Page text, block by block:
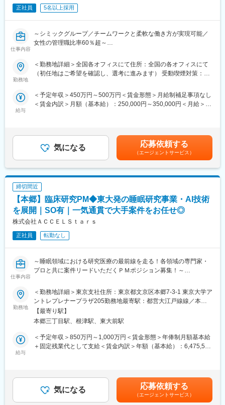
す。また、一度本社帰任した後でも、希望すれば現場復帰も可能
に働きやすい環境が整っております。定着率も高く実際にここ3年
間で入社した新卒の離職率は6％と非常に低い数値です。また配属
■研修制度：入社後1週間、本社で研修を行います。その後の配属
先においても、国家資格をもった先輩社員によるマンツーマンの
社が費用負担します。3ヶ月に1度はフォローアップ研修という形
で本社研修を実施し、資格取得についても全面バックアップ。未
変更の範囲：会社の定める業務
正社員 5名以上採用
仕事内容
～シミックグループ／チームワークと柔軟な働き方が実現可能／
女性の管理職比率60％超～
や私たちのQOLを向上させるべく、新しい治療法を開発する必要
があります。今回はそのための治験を実施する際の患者さんおよ
び医療機関のサポートを担う治験コーディネーター（通称CRC）
・治験被験者である患者さんへの内容説明補助、ケア／相談
・治験担当医師の補助
■やりがい：CRCは疾病を抱えた患者さんやそれを治療しようと
奮闘する医師やスタッフなど携わる相手が多いです。現在治療法
がなく苦しんでいる患者さんに対して薬を届けられたり、最前線
で治療にあたる医師やスタッフのサポートを行え、治験が無事に
終了すれば喜びはひとしおです。
■同社の教育体制：同社は同業他社からの転職だけでなく、看護師
など未経験で転職してくる方も多いです。そのため教育体制が充
実しています。入社は原則偶数月と決まっており、同期入社者と
ともに2週間弱本社にて集合研修を行います。会社のことや業務を
遂行する上で必要な法令から実務まで座学中心でロープレを交え
ながら学んでいきます。その後、各拠点に配属され先輩社員から
業務を引継ぎながらOJT担当者とともに医療機関へ同行するな
ど、徐々に業務を身に着けていきます。確認テストやチェックシ
ートを用いながら習熟度を測り、入社後1年程度で一人で担当を持
てるようになります。なお、その後も定期的に中途入社者に対し
・チームワーク：通常は1人で業務にあたることが多いですが、困
ったときや先輩や上司がサポートしてくれるため、安心して進め
られます。また、家族の急な体調不良や突発休の場合にも周囲が
代理対応をしてくれる風土があり、チームワークが強みです。
した。管理職における女性比率も63.6%と、ライフイベントの多
い女性も活躍しやすい環境です。正社員の場合、転勤可能性はあ
変更の範囲：会社の定める業務
勤務地
＜勤務地詳細＞全国各オフィスにて住所：全国の各オフィスにて
（初任地はご希望を確認し、選考に進みます） 受動喫煙対策：そ
業所
給与
＜予定年収＞450万円～500万円＜賃金形態＞月給制補足事項なし
＜賃金内訳＞月額（基本給）：250,000円～350,000円＜月給＞
気になる 応募依頼する
（エージェントサービス）
締切間近
【本郷】臨床研究PM◆東大発の睡眠研究事業・AI技術
を展開｜SO有｜一気通貫で大手案件をお任せ◎
株式会社ＡＣＣＥＬＳｔａｒｓ
正社員 転勤なし
仕事内容
～睡眠領域における研究医療の最前線を走る！各領域の専門家・
プロと共に案件リードいただくＰＭポジション募集！～
■会社概要
株式会社ACCELStarsは、東京大学発のメディカル・スリープテ
ック企業として、睡眠を高精度に計測・解析するウェアラブルデ
バイスとAI解析クラウドを基盤に、医療・研究・ヘルスケア領域
の事業を展開しています。研究領域では、睡眠測定に特化したデ
バイスや解析クラウドを用い、研究計画～測定～解析までをワン
ストップで支援するサービスも提供しています。
任のPMとして引き継ぎ、体制強化したいと考えております。
■ポジション概要
勤務地
＜勤務地詳細＞東京支社住所：東京都文京区本郷7-3-1 東京大学ア
ントレプレナープラザ205勤務地最寄駅：都営大江戸線線／本郷
三丁目駅受動喫煙対策：屋内全面禁煙変更の範囲：会社の定める
事業所（リモートワーク含む）
【最寄り駅】
本郷三丁目駅、根津駅、東大前駅
給与
＜予定年収＞850万円～1,000万円＜賃金形態＞年俸制月額基本給
＋固定残業代として支給＜賃金内訳＞年額（基本給）：6,475,596
＜昇給有無＞有＜残業手当＞有＜給与補足＞給与改定：年1回スト
ックオプション付与：都度（昨年実績 有）賃金はあくまでも目
安の金額であり、選考を通じて上下する可能性があります。月給
気になる 応募依頼する
（エージェントサービス）